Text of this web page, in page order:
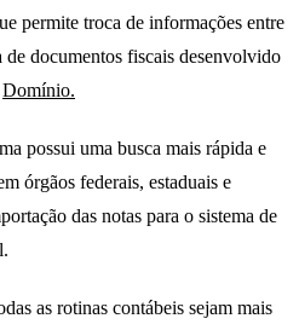
permite troca de informações entre
de documentos fiscais desenvolvido
Domínio.
possui uma busca mais rápida e
órgãos federais, estaduais e
das notas para o sistema de
as rotinas contábeis sejam mais